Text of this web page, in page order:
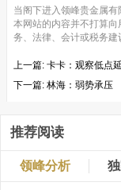
当阁下进入领峰贵金属有
本网站的内容并不打算
务、法律、会计或税务建
上一篇: 卡卡：观察低点
下一篇: 林海：弱势承压
推荐阅读
领峰分析